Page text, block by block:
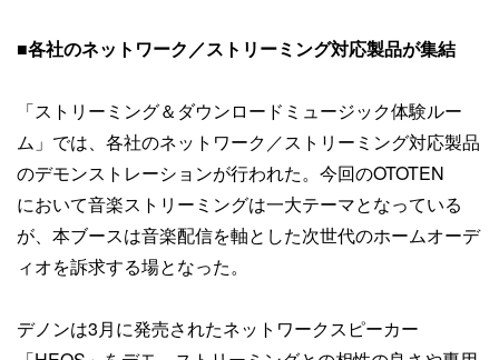
■各社のネットワーク／ストリーミング対応製品が集結
「ストリーミング＆ダウンロードミュージック体験ルー
ム」では、各社のネットワーク／ストリーミング対応製品
のデモンストレーションが行われた。今回のOTOTEN
において音楽ストリーミングは一大テーマとなっている
が、本ブースは音楽配信を軸とした次世代のホームオーデ
ィオを訴求する場となった。
デノンは3月に発売されたネットワークスピーカー